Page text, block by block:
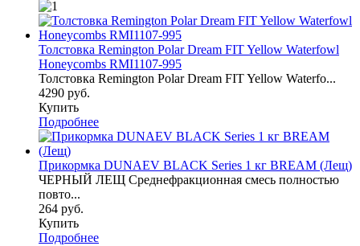
Толстовка Remington Polar Dream FIT Yellow Waterfowl
Honeycombs RMI1107-995
Толстовка Remington Polar Dream FIT Yellow Waterfo...
4290 руб.
Купить
Подробнее
Прикормка DUNAEV BLACK Series 1 кг BREAM (Лещ)
ЧЕРНЫЙ ЛЕЩ Среднефракционная смесь полностью
повто...
264 руб.
Купить
Подробнее